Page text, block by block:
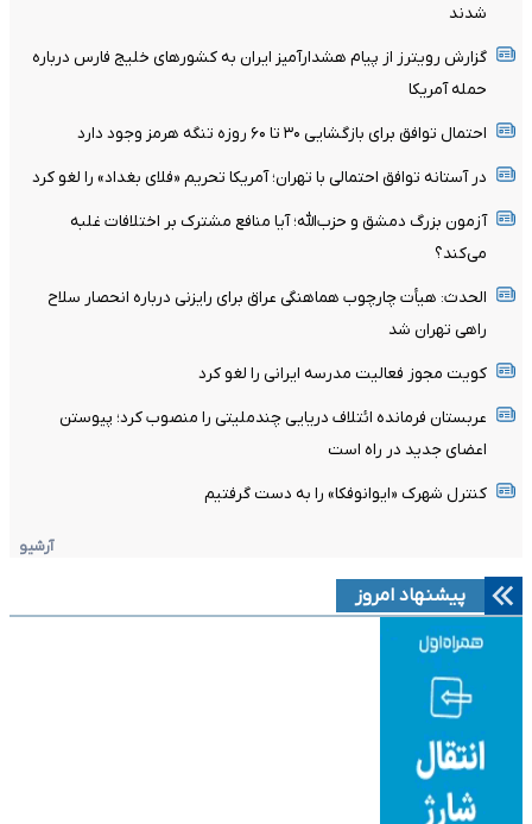
شدند
گزارش رویترز از پیام هشدارآمیز ایران به کشورهای خلیج فارس درباره
حمله آمریکا
احتمال توافق برای بازگشایی ۳۰ تا ۶۰ روزه تنگه هرمز وجود دارد
در آستانه توافق احتمالی با تهران؛ آمریکا تحریم «فلای بغداد» را لغو کرد
آزمون بزرگ دمشق و حزب‌الله؛ آیا منافع مشترک بر اختلافات غلبه
می‌کند؟
الحدث: هیأت چارچوب هماهنگی عراق برای رایزنی درباره انحصار سلاح
راهی تهران شد
کویت مجوز فعالیت مدرسه ایرانی را لغو کرد
عربستان فرمانده ائتلاف دریایی چندملیتی را منصوب کرد؛ پیوستن
اعضای جدید در راه است
کنترل شهرک «ایوانوفکا» را به دست گرفتیم
آرشیو
پیشنهاد امروز